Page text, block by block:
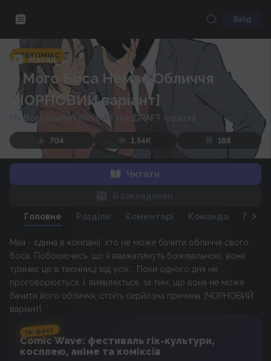
Вхід
Назад
ВЕБКОМІКС
У Мого Боса Немає Обличчя
[ЧОРНОВИЙ варіант]
My Boss Doesn't Have A Face [DRAFT version]
704 1.54K 188
Читати
Головне Розділи Коментарі Команда
Мая - єдина в компанії, хто не може бачити обличчя свого
боса. Побоюючись, що її вважатимуть божевільною, вона
тримає це в таємниці від усіх... Поки одного дня не
проговорюється. І, виявляється, за тим, що вона не може
бачити його обличчя, стоїть серйозна причина. [ЧОРНОВИЙ
варіант]
Гік-фест
Comic Wave: фестиваль гік-культури,
косплею, аніме та коміксів